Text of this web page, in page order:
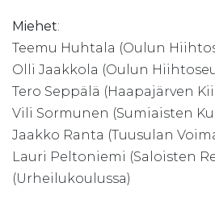
Miehet:
Teemu Huhtala (Oulun
Olli Jaakkola (Oulun
Tero Seppälä (Haapajärven
Vili Sormunen (Sumiaisten
Jaakko Ranta (Tuusulan
Lauri Peltoniemi (Saloisten
(Urheilukoulussa)